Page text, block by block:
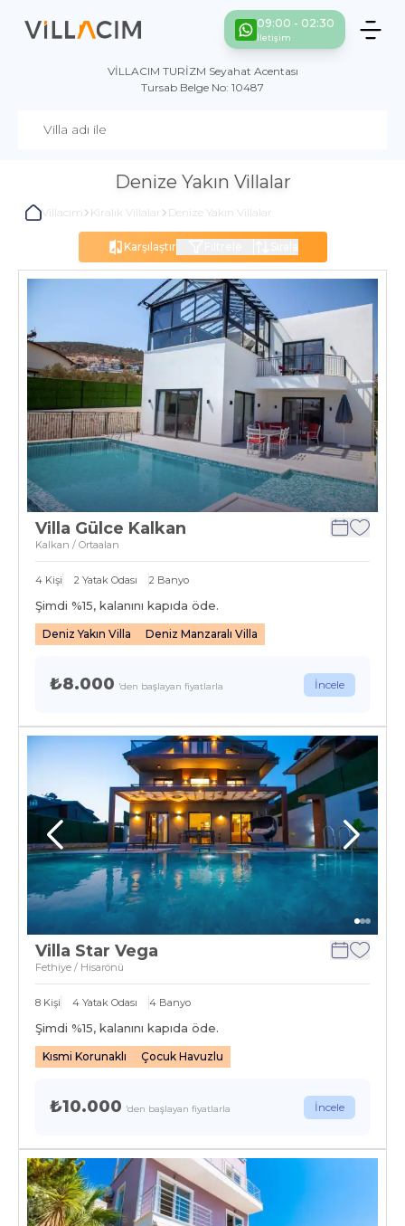
09:00 - 02:30
İletişim
VİLLACIM TURİZM Seyahat Acentası
Tursab Belge No: 10487
Denize Yakın Villalar
Villacım Kiralık Villalar Denize Yakın Villalar
Karşılaştır
Villa Gülce Kalkan
Kalkan / Ortaalan
4 Kişi 2 Yatak Odası 2 Banyo
Şimdi %15, kalanını kapıda öde.
Deniz Yakın Villa Deniz Manzaralı Villa
₺8.000 'den başlayan fiyatlarla İncele
Villa Star Vega
Fethiye / Hisarönü
8 Kişi 4 Yatak Odası 4 Banyo
Şimdi %15, kalanını kapıda öde.
Kısmi Korunaklı Çocuk Havuzlu
₺10.000 'den başlayan fiyatlarla İncele